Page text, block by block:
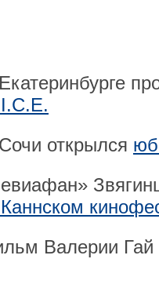
открылся
Валерии